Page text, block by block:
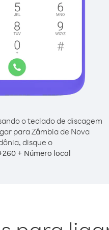
o teclado de discagem
para Zâmbia de Nova
disque o
260+ Número local